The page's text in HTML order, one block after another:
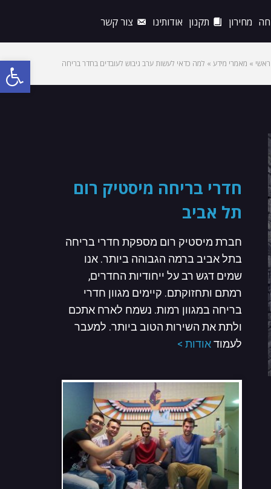
מחירון תקנון אודותינו צור קשר
ראשי » מאמרי מידע » למה כדאי לעשות ערב גיבוש לעובדים בחדר בריחה
חדרי בריחה מיסטיק רום
תל אביב
חברת מיסטיק רום מספקת חדרי בריחה
בתל אביב ברמה הגבוהה ביותר. אנו
שמים דגש רב על ייחודיות החדרים,
רמתם ותחזוקתם. קיימים מגוון חדרי
בריחה במגוון רמות. נשמח לארח אתכם
ולתת את השירות הטוב ביותר. למעבר
לעמודאודות >